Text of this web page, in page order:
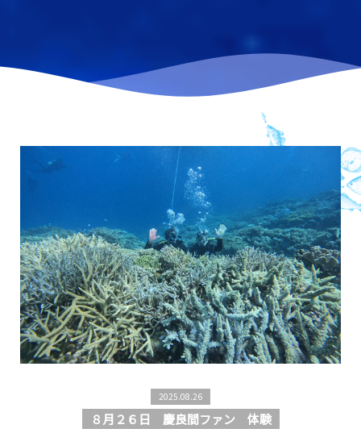
2025.08.26
８月２６日 慶良間ファン 体験